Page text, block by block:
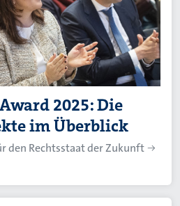
2025: Die
im Überblick
den Rechtsstaat der Zukunft